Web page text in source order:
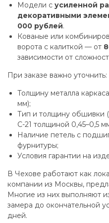
Модели с усиленной
декоративными
000 рублей.
Кованые или
ворота с калиткой — от
зависимости от
При заказе важно уточнить:
Толщину металла
мм);
Тип и толщину обшивки
С-21 толщиной 0,45–0,5
Наличие петель с
фурнитуры;
Условия гарантии на
В Чехове работают как
компании из Москвы,
Многие из них выполняют
замера до окончательной
дней.